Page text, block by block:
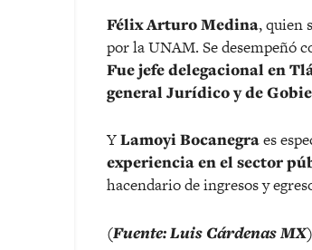
Félix Arturo Medina, quien
por la UNAM. Se desempeñó
Fue jefe delegacional en
general Jurídico y de
YLamoyi Bocanegraes
experiencia en el sector
hacendario de ingresos y
(Fuente: Luis Cárdenas MX)